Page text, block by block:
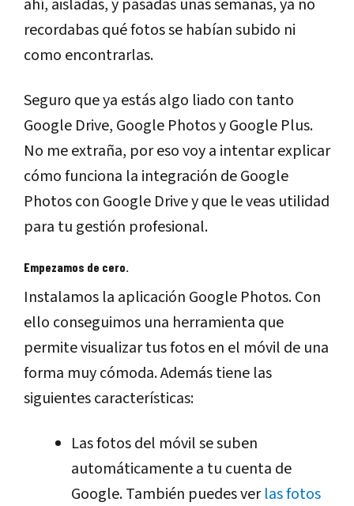
ahí, aisladas, y pasadas unas semanas, ya no
recordabas qué fotos se habían subido ni
como encontrarlas.
Seguro que ya estás algo liado con tanto
Google Drive, Google Photos y Google Plus.
No me extraña, por eso voy a intentar explicar
cómo funciona la integración de Google
Photos con Google Drive y que le veas utilidad
para tu gestión profesional.
Empezamos de cero.
Instalamos la aplicación Google Photos. Con
ello conseguimos una herramienta que
permite visualizar tus fotos en el móvil de una
forma muy cómoda. Además tiene las
siguientes características:
Las fotos del móvil se suben
automáticamente a tu cuenta de
Google. También puedes verlas fotos